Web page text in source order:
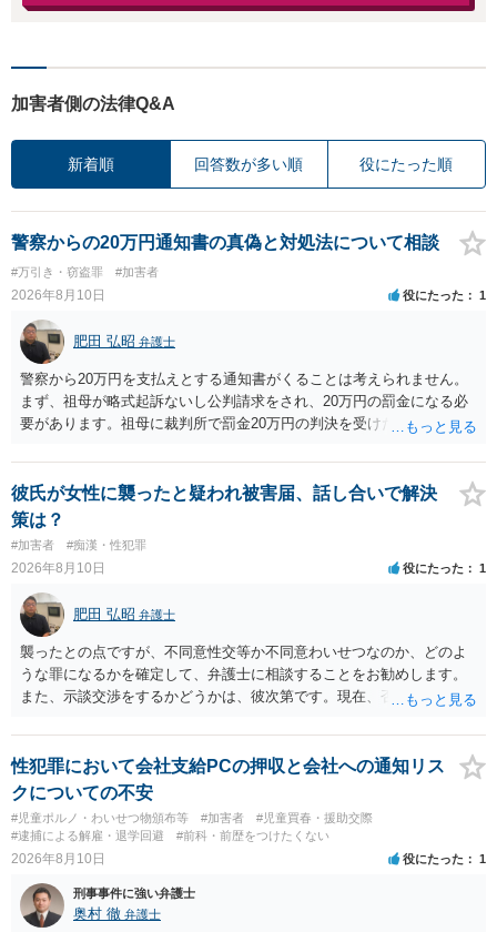
加害者側の法律Q&A
新着順 回答数が多い順 役にたった順
警察からの20万円通知書の真偽と対処法について相談
#万引き・窃盗罪 #加害者
2026年8月10日 役にたった 1
肥田 弘昭 弁護士
警察から20万円を支払えとする通知書がくることは考えられません。
まず、祖母が略式起訴ないし公判請求をされ、20万円の罰金になる必
要があります。祖母に裁判所で罰金20万円の判決を受けたかを確認し
「検察庁」です。まずは振込はせずに、かかれている警察署にホーム
ページなどを別途調べて連絡することをお勧めします。ご参考にして
ください。
彼氏が女性に襲ったと疑われ被害届、話し合いで解決
策は？
#加害者 #痴漢・性犯罪
2026年8月10日 役にたった 1
肥田 弘昭 弁護士
襲ったとの点ですが、不同意性交等か不同意わいせつなのか、どのよ
うな罪になるかを確定して、弁護士に相談することをお勧めします。
また、示談交渉をするかどうかは、彼次第です。現在、否認している
を前提に捜査機関に対する弁護活動を弁護人を選任してすべきかと思
います。ご参考にしてください。
性犯罪において会社支給PCの押収と会社への通知リス
クについての不安
#児童ポルノ・わいせつ物頒布等 #加害者
#児童買春・援助交際
#逮捕による解雇・退学回避
#前科・前歴をつけたくない
2026年8月10日 役にたった 1
刑事事件に強い弁護士
奥村 徹 弁護士